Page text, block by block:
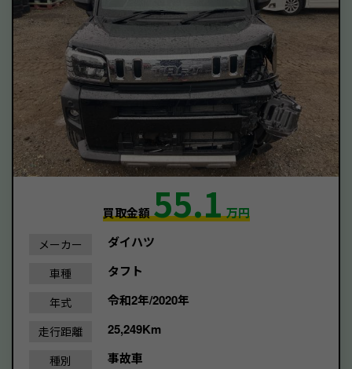
買取金額55.1万円
メーカー ダイハツ
車種 タフト
年式 令和2年/2020年
走行距離 25,249Km
種別 事故車